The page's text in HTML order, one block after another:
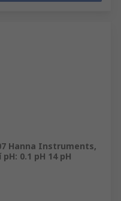
Hanna Instruments,
0.1 pH 14 pH